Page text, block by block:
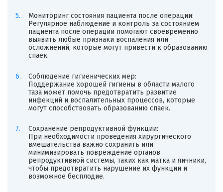
Мониторинг состояния пациента после операции:
Регулярное наблюдение и контроль за состоянием
пациента после операции помогают своевременно
выявить любые признаки воспаления или
осложнений, которые могут привести к образованию
спаек.
Соблюдение гигиенических мер:
Поддержание хорошей гигиены в области малого
таза может помочь предотвратить развитие
инфекций и воспалительных процессов, которые
могут способствовать образованию спаек.
Сохранение репродуктивной функции:
При необходимости проведения хирургического
вмешательства важно сохранить или
минимизировать повреждение органов
репродуктивной системы, таких как матка и яичники,
чтобы предотвратить нарушение их функции и
возможное бесплодие.